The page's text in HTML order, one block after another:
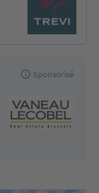
Sponsorisé